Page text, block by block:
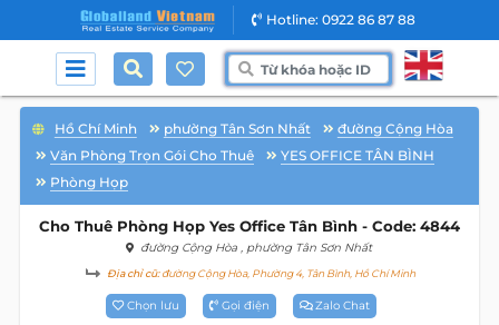
Hotline: 0922 86 87 88
Hồ Chí Minh phường Tân Sơn Nhất
đường Cộng Hòa
Văn Phòng Trọn Gói Cho Thuê
YES OFFICE TÂN BÌNH
Phòng Họp
Cho Thuê Phòng Họp Yes Office Tân Bình - Code: 4844
đường Cộng Hòa , phường Tân Sơn Nhất
Địa chỉ cũ:đường Cộng Hòa, Phường 4, Tân Bình, Hồ Chí Minh
Chọn lưu Gọi điện Zalo Chat